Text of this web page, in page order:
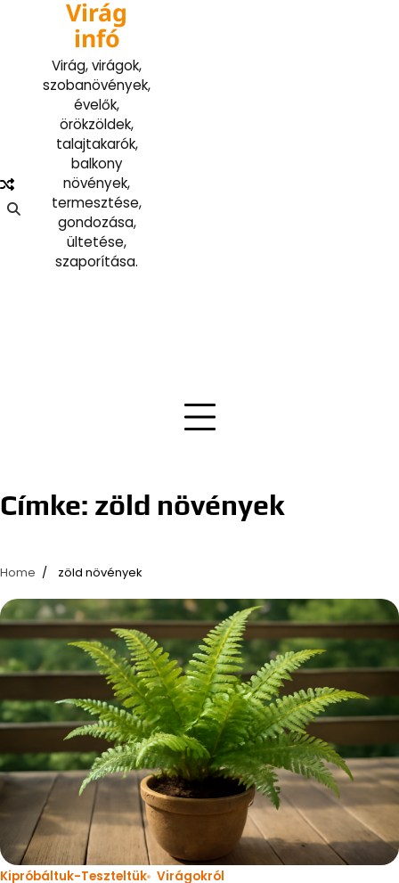
Virág
infó
Virág, virágok,
szobanövények,
évelők,
örökzöldek,
talajtakarók,
balkony
növények,
termesztése,
gondozása,
ültetése,
szaporítása.
Címke: zöld növények
Home zöld növények
Kipróbáltuk-Teszteltük Virágokról